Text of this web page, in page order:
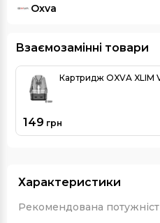
Oxva
Взаємозамінні товари
Картридж OXVA XLIM
149 грн
Характеристики
Рекомендована